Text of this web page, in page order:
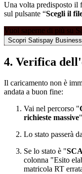
Una volta predisposto il
sul pulsante “Scegli il
Vuoi saperne di più su
Scopri Satispay Business
4. Verifica
Il caricamento non è
andata a buon fine:
Vai nel percorso "
richieste massive
Lo stato passerà
Se lo stato è "
colonna "Esito
matricola RT